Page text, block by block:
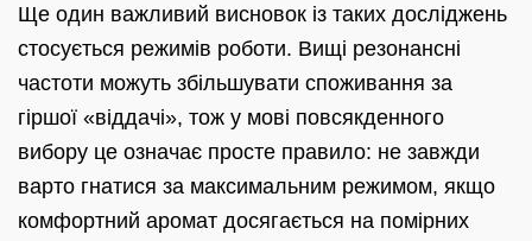
Ще один важливий висновок із таких досліджень
стосується режимів роботи. Вищі резонансні
частоти можуть збільшувати споживання за
гіршої «віддачі», тож у мовi повсякденного
вибору це означає просте правило: не завжди
варто гнатися за максимальним режимом, якщо
комфортний аромат досягається на помірних